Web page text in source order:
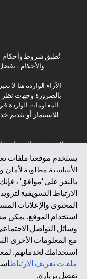
يستخدم موقعنا ملفات
الأساسية مطلوبة لأمان
بالنقر على 'موافق' ،
الارتباط التسويقية
المحتوى والإعلانات
استخدام الموقع. يمكن
وسائل التواصل
مع المعلومات الأخرى
استخدامك لخدماتهم.
ملفات تعريف الارتباط
تفضل بزيارة.
تُطبق شروط وأحكام
والأحكام ،
الآراء الواردة هنا
بالضرورة وجهات نظر
المعلومات الواردة
للاستثمار أو تقديم
لا يتم تقديم المنتجات
المقيمين في الاتحاد
سويسرا أو غيرنسي
الفاتيكان أو جزيرة
(لائحة حماية
العامة \ قانون
الصفحة ليس ولا
لشراء أو بيع أي من